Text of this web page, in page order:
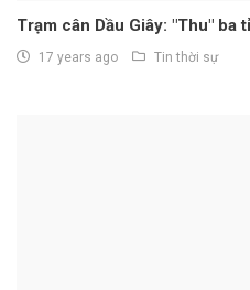
Trạm cân Dầu Giây: "Thu" ba
17 years ago Tin thời sự